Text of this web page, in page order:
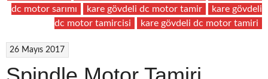
dc motor sarımı
kare gövdeli dc motor tamir
kare gövdeli
dc motor tamircisi
kare gövdeli dc motor tamiri
26 Mayıs 2017